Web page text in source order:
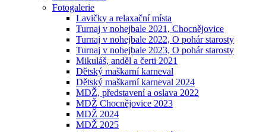
Fotogalerie
Lavičky a relaxační místa
Turnaj v nohejbale 2021, Chocnějovice
Turnaj v nohejbale 2022, O pohár starosty
Turnaj v nohejbale 2023, O pohár starosty
Mikuláš, anděl a čerti 2021
Dětský maškarní karneval
Dětský maškarní karneval 2024
MDŽ, představení a oslava 2022
MDŽ Chocnějovice 2023
MDŽ 2024
MDŽ 2025